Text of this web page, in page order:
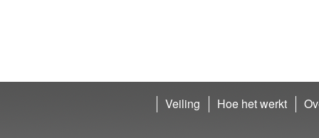
Veiling Hoe het werkt